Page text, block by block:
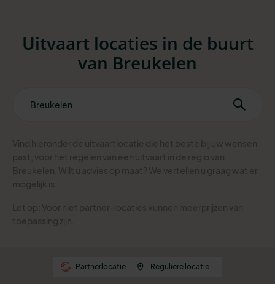
Uitvaart locaties in de buurt
van Breukelen
Partnerlocatie Reguliere locatie